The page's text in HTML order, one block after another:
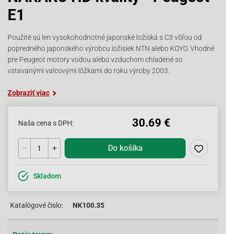
E1
Použité sú len vysokohodnotné japonské ložiská s C3 vôľou od
popredného japonského výrobcu ložisiek NTN alebo KOYO. Vhodné
pre Peugeot motory vodou alebo vzduchom chladené so
vstavanými valcovými lôžkami do roku výroby 2003.
Zobraziť viac
Naša cena s DPH: 30.69 €
Do košíka
Skladom
Katalógové čislo: NK100.35